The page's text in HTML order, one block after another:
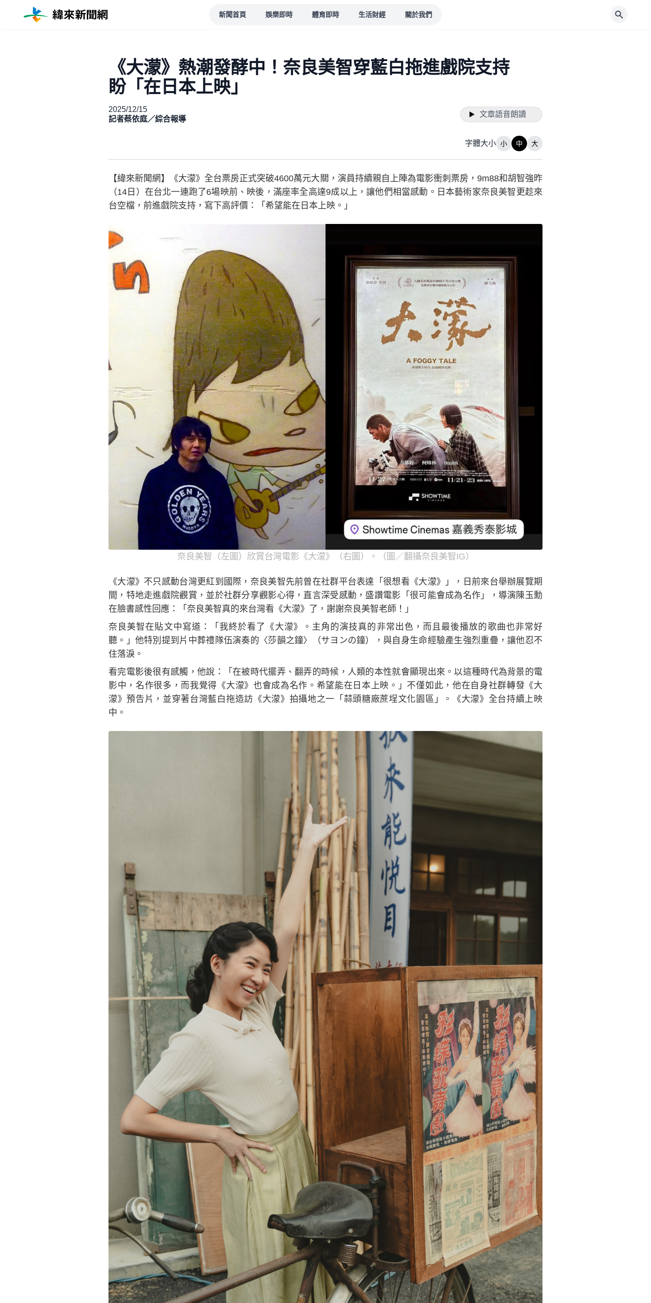
新聞首頁 娛樂即時 體育即時 生活財經 關於我們
《大濛》熱潮發酵中！奈良美智穿藍白拖進戲院支持
盼「在日本上映」
2025/12/15
記者蔡依庭／綜合報導
文章語音朗讀
字體大小 小 中 大
【緯來新聞網】《大濛》全台票房正式突破4600萬元大關，演員持續親自上陣為電影衝刺票房，9m88和胡智強昨
（14日）在台北一連跑了6場映前、映後，滿座率全高達9成以上，讓他們相當感動。日本藝術家奈良美智更趁來
台空檔，前進戲院支持，寫下高評價：「希望能在日本上映。」
奈良美智（左圖）欣賞台灣電影《大濛》（右圖）。（圖／翻攝奈良美智IG）
《大濛》不只感動台灣更紅到國際，奈良美智先前曾在社群平台表達「很想看《大濛》」，日前來台舉辦展覽期
間，特地走進戲院觀賞，並於社群分享觀影心得，直言深受感動，盛讚電影「很可能會成為名作」，導演陳玉勳
在臉書感性回應：「奈良美智真的來台灣看《大濛》了，謝謝奈良美智老師！」
奈良美智在貼文中寫道：「我終於看了《大濛》。主角的演技真的非常出色，而且最後播放的歌曲也非常好
聽。」他特別提到片中葬禮隊伍演奏的〈莎韻之鐘〉（サヨンの鐘），與自身生命經驗產生強烈重疊，讓他忍不
住落淚。
看完電影後很有感觸，他說：「在被時代擺弄、翻弄的時候，人類的本性就會顯現出來。以這種時代為背景的電
影中，名作很多，而我覺得《大濛》也會成為名作。希望能在日本上映。」不僅如此，他在自身社群轉發《大
濛》預告片，並穿著台灣藍白拖造訪《大濛》拍攝地之一「蒜頭糖廠蔗埕文化園區」。《大濛》全台持續上映
中。